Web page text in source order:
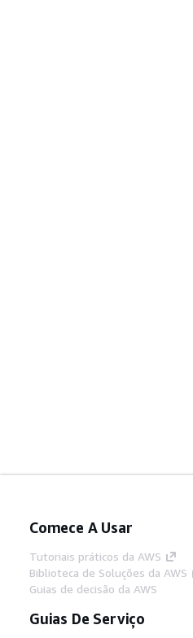
Comece A Usar
Tutoriais práticos da AWS
Biblioteca de Soluções da AWS
Guias de decisão da AWS
Guias De Serviço